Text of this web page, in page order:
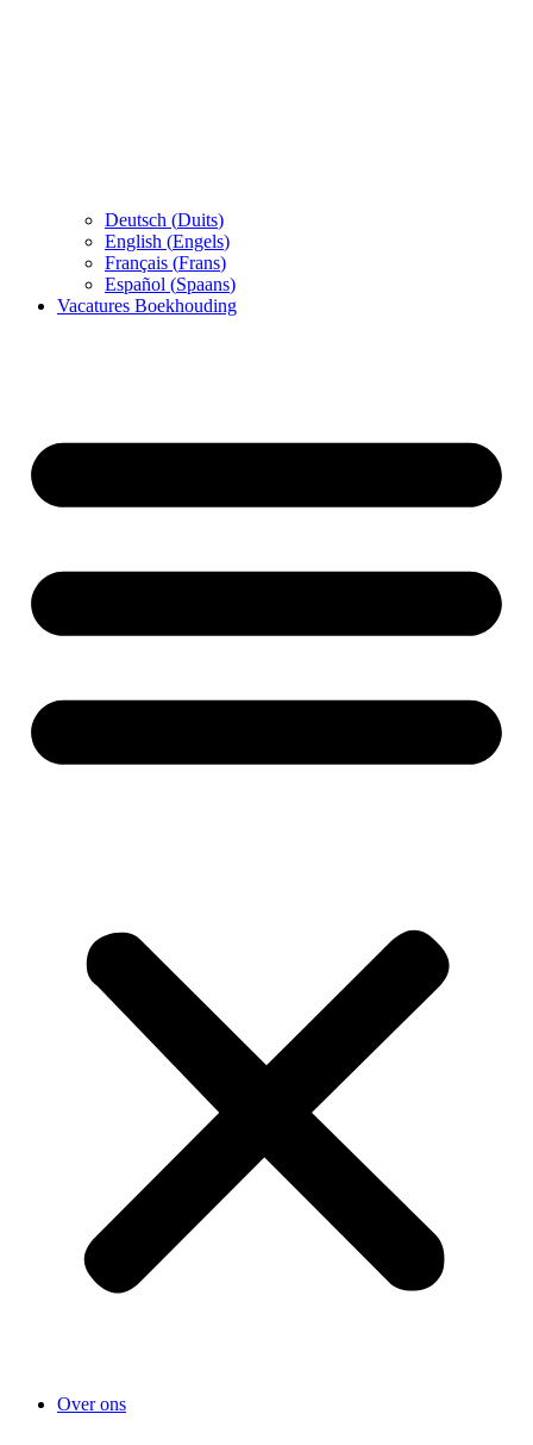
Deutsch (Duits)
English (Engels)
Français (Frans)
Español (Spaans)
Vacatures Boekhouding
Over ons